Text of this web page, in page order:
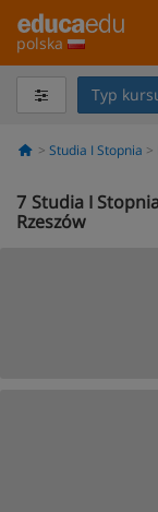
polska
Typ
Studia I Stopnia
7 Studia I
Rzeszów